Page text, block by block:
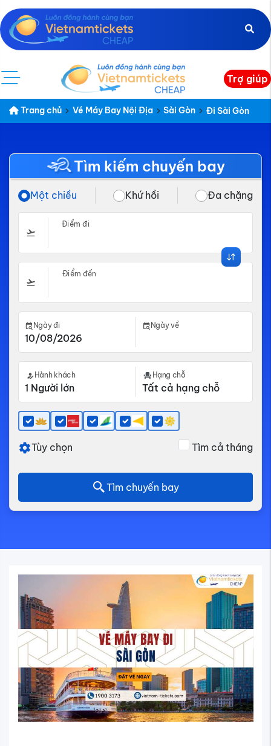
Trợ giúp
Trang chủ Vé Máy Bay Nội Địa Sài Gòn Đi Sài Gòn
Tìm kiếm chuyến bay
Một chiều Khứ hồi Đa chặng
Điểm đi
Điểm đến
Ngày đi Ngày về
Hành khách Hạng chỗ
Tùy chọn Tìm cả tháng
Tìm chuyến bay